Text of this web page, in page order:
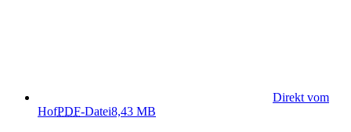
Direkt vom
HofPDF-Datei8,43 MB